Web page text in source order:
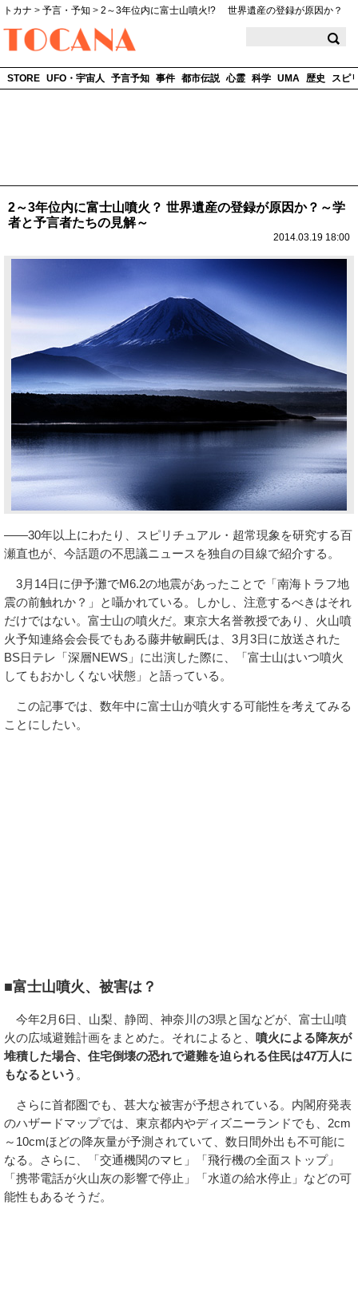
トカナ > 予言・予知 > 2～3年位内に富士山噴火!? 世界遺産の登録が原因か？
STORE UFO・宇宙人 予言予知 事件 都市伝説 心霊 科学 UMA 歴史 スピ
2～3年位内に富士山噴火？ 世界遺産の登録が原因か？～学
者と予言者たちの見解～
2014.03.19 18:00
――30年以上にわたり、スピリチュアル・超常現象を研究する百
瀬直也が、今話題の不思議ニュースを独自の目線で紹介する。
3月14日に伊予灘でM6.2の地震があったことで「南海トラフ地
震の前触れか？」と囁かれている。しかし、注意するべきはそれ
だけではない。富士山の噴火だ。東京大名誉教授であり、火山噴
火予知連絡会会長でもある藤井敏嗣氏は、3月3日に放送された
BS日テレ「深層NEWS」に出演した際に、「富士山はいつ噴火
してもおかしくない状態」と語っている。
この記事では、数年中に富士山が噴火する可能性を考えてみる
ことにしたい。
■富士山噴火、被害は？
今年2月6日、山梨、静岡、神奈川の3県と国などが、富士山噴
火の広域避難計画をまとめた。それによると、 噴火による降灰が
堆積した場合、住宅倒壊の恐れで避難を迫られる住民は47万人に
もなるという 。
さらに首都圏でも、甚大な被害が予想されている。内閣府発表
のハザードマップでは、東京都内やディズニーランドでも、2cm
～10cmほどの降灰量が予測されていて、数日間外出も不可能に
なる。さらに、「交通機関のマヒ」「飛行機の全面ストップ」
「携帯電話が火山灰の影響で停止」「水道の給水停止」などの可
能性もあるそうだ。